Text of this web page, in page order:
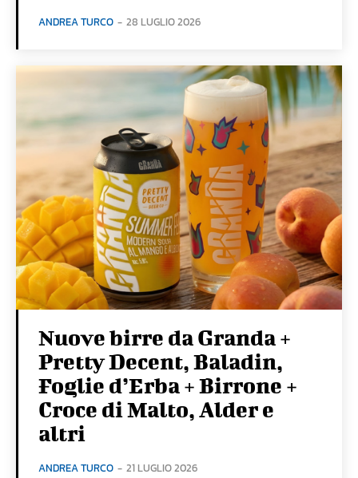
ANDREA TURCO - 28 LUGLIO 2026
Nuove birre da Granda +
Pretty Decent, Baladin,
Foglie d’Erba + Birrone +
Croce di Malto, Alder e
altri
ANDREA TURCO - 21 LUGLIO 2026